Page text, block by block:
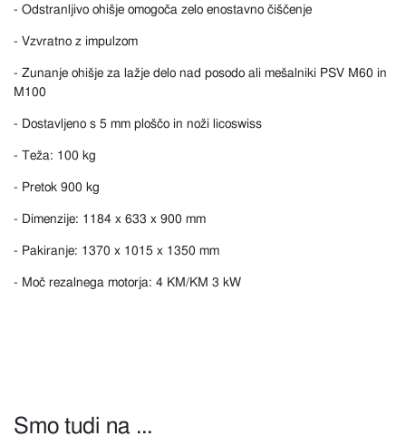
Smo tudi na ...
- Odstranljivo ohišje omogoča zelo enostavno čiščenje
- Vzvratno z impulzom
- Zunanje ohišje za lažje delo nad posodo ali mešalniki PSV M60 in
M100
- Dostavljeno s 5 mm ploščo in noži licoswiss
- Teža: 100 kg
- Pretok 900 kg
- Dimenzije: 1184 x 633 x 900 mm
- Pakiranje: 1370 x 1015 x 1350 mm
- Moč rezalnega motorja: 4 KM/KM 3 kW